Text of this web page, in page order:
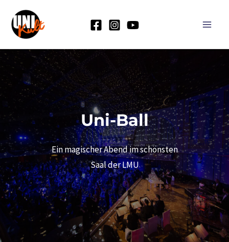
Inhalt
springen
Uni-Ball
Ein magischer Abend im schönsten
Saal der LMU